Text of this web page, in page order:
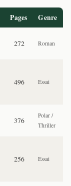
Pages Genre
272 Roman
496 Essai
376
Polar /
Thriller
256 Essai